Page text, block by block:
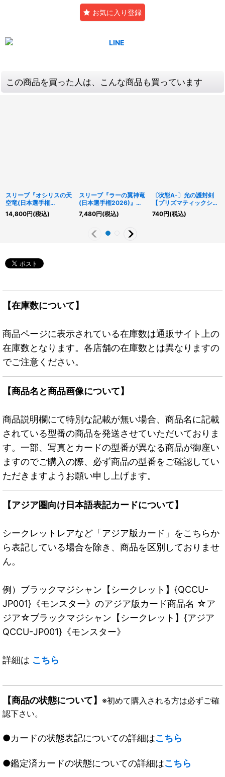
お気に入り登録
この商品を買った人は、こんな商品も買っています
スリーブ『オシリスの天
空竜(日本選手権
2024)』100枚入り
【-】{-}《スリーブ》
14,800円(税込)
スリーブ『ラーの翼神竜
(日本選手権2026)』
100枚入り【-】{-}《ス
リーブ》
7,480円(税込)
〔状態A-〕光の護封剣
【プリズマティックシー
クレット】{LPST-
JP027}《魔法》
740円(税込)
【在庫数について】
商品ページに表示されている在庫数は通販サイト上の
在庫数となります。各店舗の在庫数とは異なりますの
でご注意ください。
【商品名と商品画像について】
商品説明欄にて特別な記載が無い場合、商品名に記載
されている型番の商品を発送させていただいておりま
す。一部、写真とカードの型番が異なる商品が御座い
ますのでご購入の際、必ず商品の型番をご確認してい
ただきますようお願い申し上げます。
【アジア圏向け日本語表記カードについて】
シークレットレアなど「アジア版カード」をこちらか
ら表記している場合を除き、商品を区別しておりませ
ん。
例）ブラックマジシャン【シークレット】{QCCU-
JP001}《モンスター》のアジア版カード商品名 ☆ア
ジア☆ブラックマジシャン【シークレット】{アジア
QCCU-JP001}《モンスター》
詳細は こちら
【商品の状態について】 ※初めて購入される方は必ずご確
認下さい。
●カードの状態表記についての詳細はこちら
●鑑定済カードの状態についての詳細はこちら